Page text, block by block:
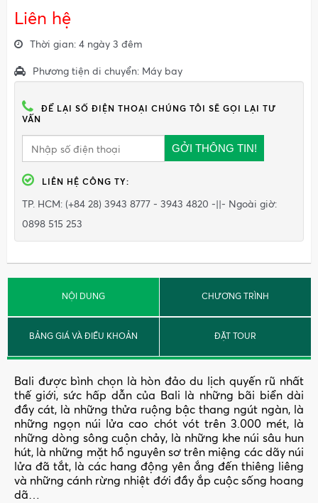
Liên hệ
Thời gian: 4 ngày 3 đêm
Phương tiện di chuyển: Máy bay
ĐỂ LẠI SỐ ĐIỆN THOẠI CHÚNG TÔI SẼ GỌI LẠI TƯ
VẤN
GỞI THÔNG TIN!
LIÊN HỆ CÔNG TY:
TP. HCM: (+84 28) 3943 8777 - 3943 4820 -||- Ngoài giờ:
0898 515 253
NỘI DUNG CHƯƠNG TRÌNH
BẢNG GIÁ VÀ ĐIỀU KHOẢN ĐẶT TOUR
Bali được bình chọn là hòn đảo du lịch quyến rũ nhất
thế giới, sức hấp dẫn của Bali là những bãi biển dài
đầy cát, là những thửa ruộng bậc thang ngút ngàn, là
những ngọn núi lửa cao chót vót trên 3.000 mét, là
những dòng sông cuộn chảy, là những khe núi sâu hun
hút, là những mặt hồ nguyên sơ trên miệng các dãy núi
lửa đã tắt, là các hang động yên ắng đến thiêng liêng
và những cánh rừng nhiệt đới đầy ắp cuộc sống hoang
dã…